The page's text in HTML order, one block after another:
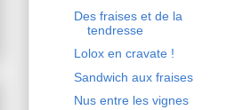
Des fraises et de la
tendresse
Lolox en cravate !
Sandwich aux fraises
Nus entre les vignes